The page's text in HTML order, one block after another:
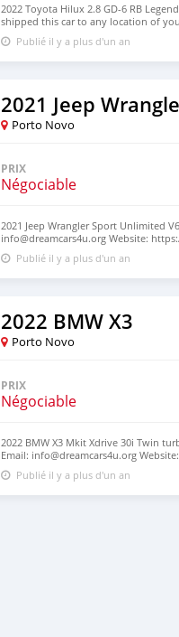
2022 Toyota Hilux 2.8 GD-6 RB
shipped this car to any location of
logistics. Contact for more
https://dreamcars4u.org/ WhatsApp:
Publié il y a plus d'un an
2021 Jeep
Porto Novo
PRIX
Négociable
2021 Jeep Wrangler Sport Unlimited
info@dreamcars4u.org Website:
7292.
Publié il y a plus d'un an
2022 BMW X3
Porto Novo
PRIX
Négociable
2022 BMW X3 Mkit Xdrive 30i Twin
Email: info@dreamcars4u.org
+1(435)-276-7292‬.
Publié il y a plus d'un an